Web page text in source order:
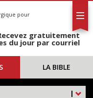
pour
gratuitement
du jour par courriel
LA BIBLE
|